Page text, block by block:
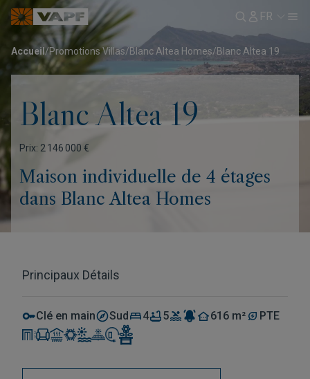
FR
Accueil/Promotions Villas/Blanc Altea Homes/Blanc Altea 19
Blanc Altea 19
Prix: 2 146 000 €
Maison individuelle de 4 étages
dans Blanc Altea Homes
Principaux Détails
Clé en main Sud 4 5 616 m² PTE